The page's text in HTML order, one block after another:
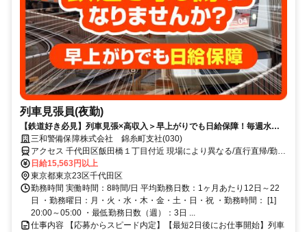
列車見張員(夜勤)
【鉄道好き必見】列車見張×高収入＞早上がりでも日給保障！毎週水曜
が給料日！日払いもOK！
三和警備保障株式会社 錦糸町支社(030)
アクセス 千代田区飯田橋１丁目付近 現場により異なる/直行直帰/勤務
地相談可 ■電話面接■来社不要
日給15,563円以上
東京都東京23区千代田区
勤務時間 実働時間：8時間/日 平均勤務日数：1ヶ月あたり12日～22
日 ・勤務曜日：月・火・水・木・金・土・日・祝 ・勤務時間： [1]
20:00～05:00 ・最低勤務日数（週）：3日 ...
仕事内容 【応募からスピード内定】【最短2日後にお仕事開始】列車